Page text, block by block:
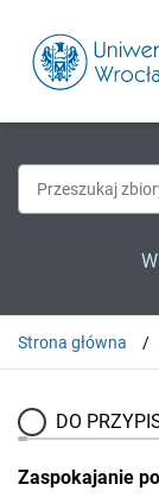
Strona główna
DO
Zaspokajanie